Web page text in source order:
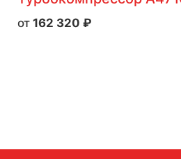
162 320 ₽